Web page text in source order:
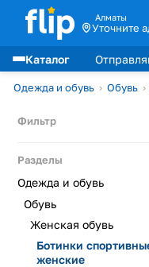
Алматы
Уточните
Каталог
Лидеры
Одежда и обувь › Обувь ›
Фильтр
Разделы
Одежда и обувь
Обувь
Женская обувь
Ботинки
женские